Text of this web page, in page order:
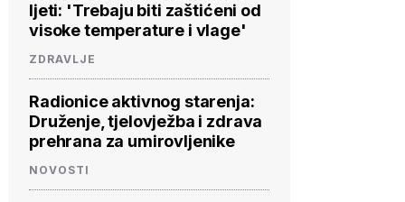
ljeti: 'Trebaju biti zaštićeni od
visoke temperature i vlage'
ZDRAVLJE
Radionice aktivnog starenja:
Druženje, tjelovježba i zdrava
prehrana za umirovljenike
NOVOSTI